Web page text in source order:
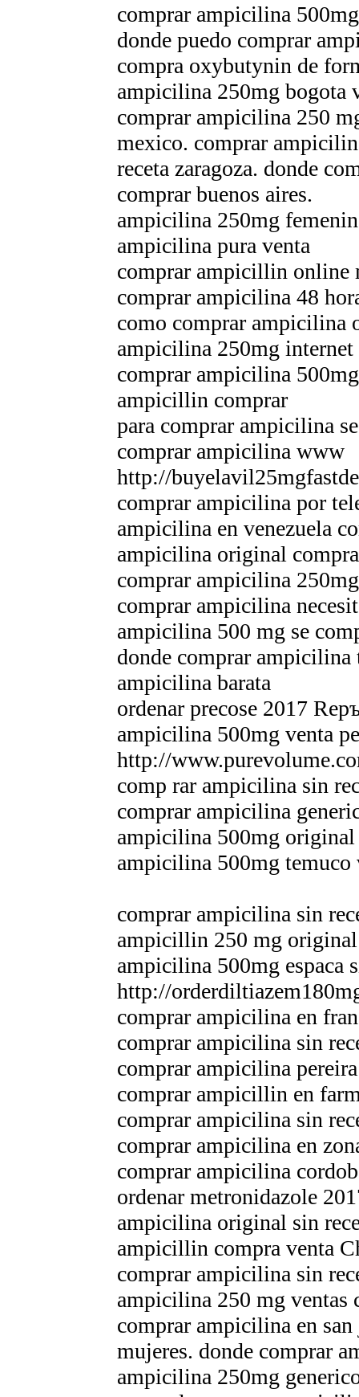
comprar ampicilina
donde puedo comprar
compra oxybutynin de
ampicilina 250mg bogota
comprar ampicilina 250
mexico. comprar
receta zaragoza. donde
comprar buenos aires.
ampicilina 250mg
ampicilina pura venta
comprar ampicillin online
comprar ampicilina 48
como comprar ampicilina
ampicilina 250mg internet
comprar ampicilina
ampicillin comprar
para comprar ampicilina
comprar ampicilina www
http://
comprar ampicilina por
ampicilina en venezuela
ampicilina original
comprar ampicilina
comprar ampicilina
ampicilina 500 mg se
donde comprar ampicilina
ampicilina barata
ordenar precose 2017
ampicilina 500mg venta
http://
comp rar ampicilina sin
comprar ampicilina
ampicilina 500mg original
ampicilina 500mg temuco
comprar ampicilina sin
ampicillin 250 mg
ampicilina 500mg espaсa
http://
comprar ampicilina en
comprar ampicilina sin
comprar ampicilina pereira
comprar ampicillin en
comprar ampicilina sin
comprar ampicilina en
comprar ampicilina
ordenar metronidazole
ampicilina original sin
ampicillin compra venta
comprar ampicilina sin
ampicilina 250 mg
comprar ampicilina en
mujeres. donde comprar
ampicilina 250mg